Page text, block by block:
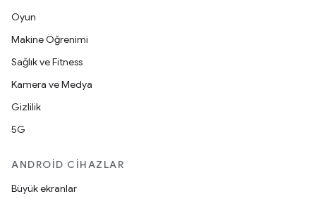
Oyun
Makine Öğrenimi
Sağlık ve Fitness
Kamera ve Medya
Gizlilik
5G
ANDROID CIHAZLAR
Büyük ekranlar